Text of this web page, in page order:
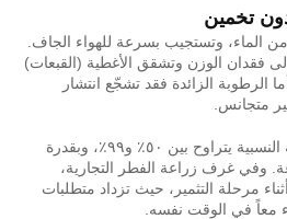
الماء، وتستجيب بسرعة للهواء الجاف.
فقدان الوزن وتشقق الأغطية (القبعات)
الرطوبة الزائدة فقد تشجّع انتشار
متجانس.
يدعم الجهاز نطاقاً من الرطوبة النسبية يتراوح بين ٥٠٪ و٩٩٪، وبقدرة
٣٠ كجم/ساعة. وفي غرف زراعة الفطر التجارية،
مرحلة التثمير، حيث تزداد متطلبات
معاً في الوقت نفسه.